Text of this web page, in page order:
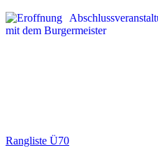
Rangliste Ü70